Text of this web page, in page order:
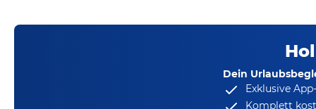
Dein
Exklusive
Komplett